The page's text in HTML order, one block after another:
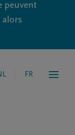
peuvent
alors
FR